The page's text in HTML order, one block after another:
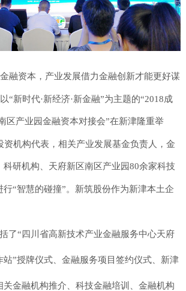
融资本，产业发展借力金融创新才能更好谋
“新时代·新经济·新金融”为主题的“2018成
区产业园金融资本对接会”在新津隆重举
资机构代表，相关产业发展基金负责人，金
研机构、天府新区南区产业园80余家科技
“智慧的碰撞”。新筑股份作为新津本土企
了“四川省高新技术产业金融服务中心天府
站”授牌仪式、金融服务项目签约仪式、新津
关金融机构推介、科技金融培训、金融机构